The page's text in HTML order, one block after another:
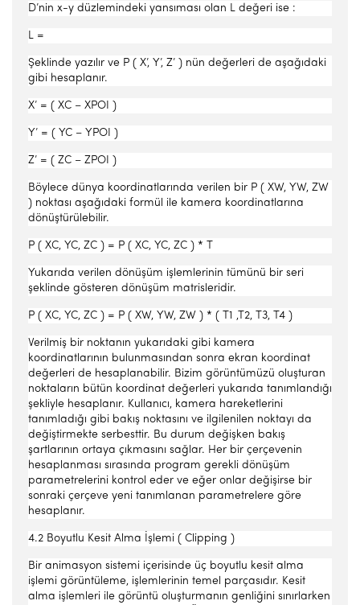
D’nin x-y düzlemindeki yansıması olan L değeri ise :
L =
Şeklinde yazılır ve P ( X’, Y’, Z’ ) nün değerleri de aşağıdaki
gibi hesaplanır.
X’ = ( XC – XPOI )
Y’ = ( YC – YPOI )
Z’ = ( ZC – ZPOI )
Böylece dünya koordinatlarında verilen bir P ( XW, YW, ZW
) noktası aşağıdaki formül ile kamera koordinatlarına
dönüştürülebilir.
P ( XC, YC, ZC ) = P ( XC, YC, ZC ) * T
Yukarıda verilen dönüşüm işlemlerinin tümünü bir seri
şeklinde gösteren dönüşüm matrisleridir.
P ( XC, YC, ZC ) = P ( XW, YW, ZW ) * ( T1 ,T2, T3, T4 )
Verilmiş bir noktanın yukarıdaki gibi kamera
koordinatlarının bulunmasından sonra ekran koordinat
değerleri de hesaplanabilir. Bizim görüntümüzü oluşturan
noktaların bütün koordinat değerleri yukarıda tanımlandığı
şekliyle hesaplanır. Kullanıcı, kamera hareketlerini
tanımladığı gibi bakış noktasını ve ilgilenilen noktayı da
değiştirmekte serbesttir. Bu durum değişken bakış
şartlarının ortaya çıkmasını sağlar. Her bir çerçevenin
hesaplanması sırasında program gerekli dönüşüm
parametrelerini kontrol eder ve eğer onlar değişirse bir
sonraki çerçeve yeni tanımlanan parametrelere göre
hesaplanır.
4.2 Boyutlu Kesit Alma İşlemi ( Clipping )
Bir animasyon sistemi içerisinde üç boyutlu kesit alma
işlemi görüntüleme, işlemlerinin temel parçasıdır. Kesit
alma işlemleri ile görüntü oluşturmanın genliğini sınırlarken